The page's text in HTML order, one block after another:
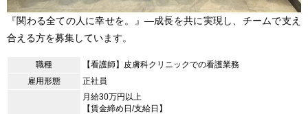
『関わる全ての人に幸せを。』―成長を共に実現し、チームで支え
合える方を募集しています。
職種
【看護師】皮膚科クリニックでの看護業務
雇用形態
正社員
月給30万円以上
【賃金締め日/支給日】